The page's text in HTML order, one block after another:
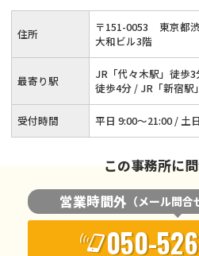
住所 〒151-0053
東京都
大和ビル3階
最寄り駅
JR「代々木駅」徒歩3
徒歩4分 / JR「新宿駅
受付時間 平日 9:00～21:00 / 土
この事務所に
営業時間外 （メール問合
050-